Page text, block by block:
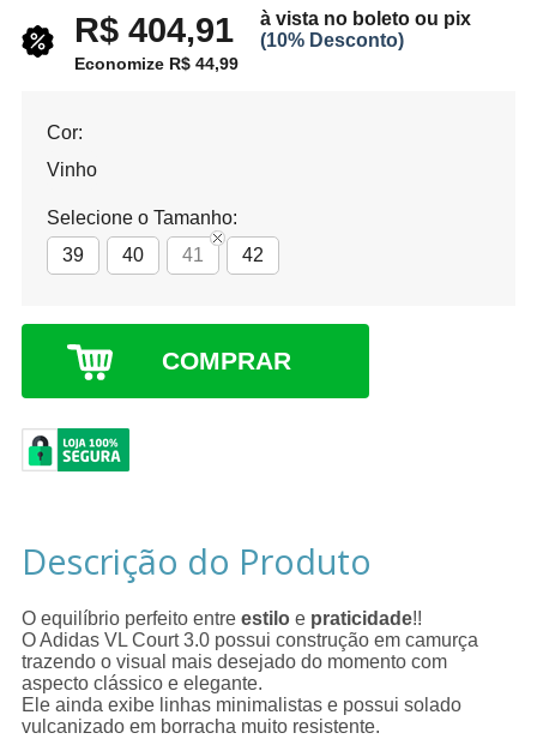
R$ 404,91
à vista no boleto ou pix
(10% Desconto)
Economize R$ 44,99
Cor:
Vinho
Selecione o Tamanho:
39
40 41 42
COMPRAR
Descrição do Produto
O equilíbrio perfeito entre estilo e praticidade!!
O Adidas VL Court 3.0 possui construção em camurça
trazendo o visual mais desejado do momento com
aspecto clássico e elegante.
Ele ainda exibe linhas minimalistas e possui solado
vulcanizado em borracha muito resistente.